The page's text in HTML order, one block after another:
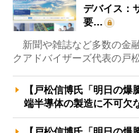
デバイス：
要…
新聞や雑誌など多数の金
クアドバイザーズ代表の戸
【戸松信博氏「明日の
端半導体の製造に不可欠